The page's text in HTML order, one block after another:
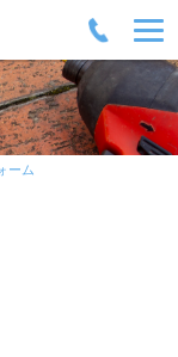
ーム